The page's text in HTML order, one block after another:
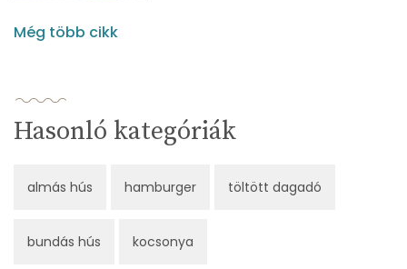
Még több cikk
Hasonló kategóriák
almás hús hamburger töltött dagadó
bundás hús kocsonya